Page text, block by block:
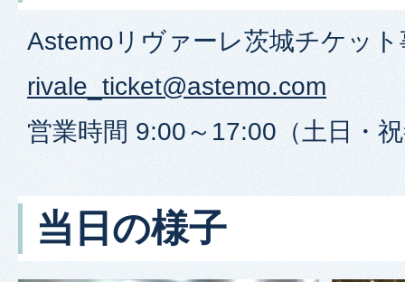
Astemoリヴァーレ茨城チケット
rivale_ticket@astemo.com
営業時間 9:00～17:00（土日・
当日の様子